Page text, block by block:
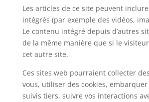
Les articles de ce site peuvent
intégrés (par exemple des vidéos,
Le contenu intégré depuis d’autres
de la même manière que si le
cet autre site.
Ces sites web pourraient collecter
vous, utiliser des cookies,
suivis tiers, suivre vos interactions